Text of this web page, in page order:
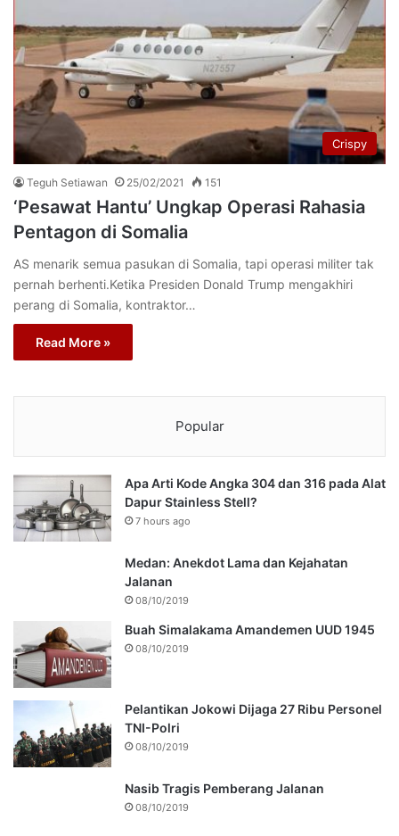
Crispy
Teguh Setiawan 25/02/2021 151
‘Pesawat Hantu’ Ungkap Operasi Rahasia
Pentagon di Somalia
AS menarik semua pasukan di Somalia, tapi operasi militer tak
pernah berhenti.Ketika Presiden Donald Trump mengakhiri
perang di Somalia, kontraktor…
Read More »
Popular
Apa Arti Kode Angka 304 dan 316 pada Alat
Dapur Stainless Stell?
7 hours ago
Medan: Anekdot Lama dan Kejahatan
Jalanan
08/10/2019
Buah Simalakama Amandemen UUD 1945
08/10/2019
Pelantikan Jokowi Dijaga 27 Ribu Personel
TNI-Polri
08/10/2019
Nasib Tragis Pemberang Jalanan
08/10/2019